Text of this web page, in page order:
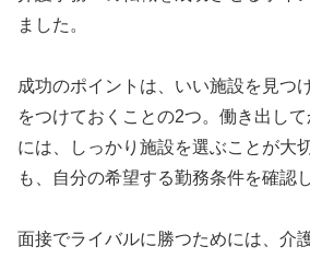
ました。
成功のポイントは、いい施設を見つ
をつけておくことの2つ。働き出し
には、しっかり施設を選ぶことが大
も、自分の希望する勤務条件を確認
面接でライバルに勝つためには、介